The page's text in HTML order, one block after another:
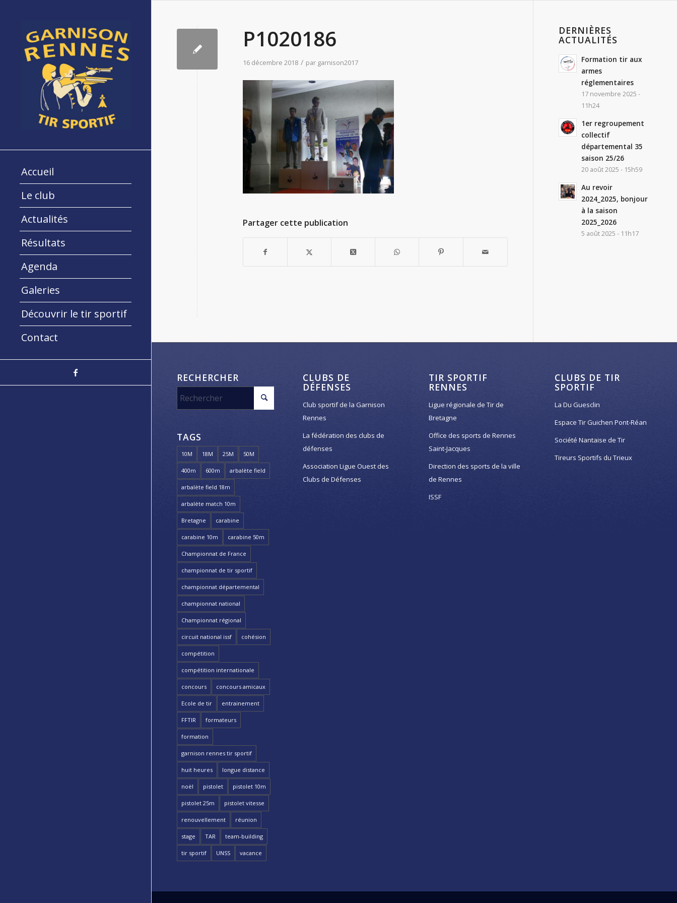
Accueil
Le club
Actualités
Résultats
Agenda
Galeries
Découvrir le tir sportif
Contact
P1020186
16 décembre 2018 / par garnison2017
Partager cette publication
DERNIÈRES
ACTUALITÉS
Formation tir aux
armes
réglementaires
17 novembre 2025 -
11h24
1er regroupement
collectif
départemental 35
saison 25/26
20 août 2025 - 15h59
Au revoir
2024_2025, bonjour
à la saison
2025_2026
5 août 2025 - 11h17
RECHERCHER
TAGS
10M 18M 25M 50M
400m 600m arbalète field
arbalète field 18m
arbalète match 10m
Bretagne carabine
carabine 10m carabine 50m
Championnat de France
championnat de tir sportif
championnat départemental
championnat national
Championnat régional
circuit national issf cohésion
compétition
compétition internationale
concours concours amicaux
Ecole de tir entrainement
FFTIR formateurs
formation
garnison rennes tir sportif
huit heures longue distance
noël pistolet pistolet 10m
pistolet 25m pistolet vitesse
renouvellement réunion
stage TAR team-building
tir sportif UNSS vacance
CLUBS DE
DÉFENSES
Club sportif de la Garnison
Rennes
La fédération des clubs de
défenses
Association Ligue Ouest des
Clubs de Défenses
TIR SPORTIF
RENNES
Ligue régionale de Tir de
Bretagne
Office des sports de Rennes
Saint-Jacques
Direction des sports de la ville
de Rennes
ISSF
CLUBS DE TIR
SPORTIF
La Du Guesclin
Espace Tir Guichen Pont-Réan
Société Nantaise de Tir
Tireurs Sportifs du Trieux